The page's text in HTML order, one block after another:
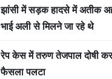
झांसी में सड़क हादसे में अतीक
भाई अली से मिलने जा रहे थे
रेप केस में तरुण तेजपाल दोषी
फैसला पलटा